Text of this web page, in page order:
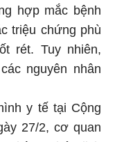
hợp mắc bệnh
triệu chứng phù
rét. Tuy nhiên,
nguyên nhân
y tế tại Cộng
27/2, cơ quan